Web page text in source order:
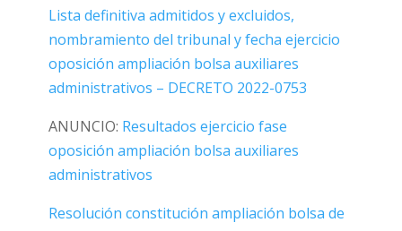
Lista definitiva admitidos y excluidos,
nombramiento del tribunal y fecha ejercicio
oposición ampliación bolsa auxiliares
administrativos – DECRETO 2022-0753
ANUNCIO: Resultados ejercicio fase
oposición ampliación bolsa auxiliares
administrativos
Resolución constitución ampliación bolsa de